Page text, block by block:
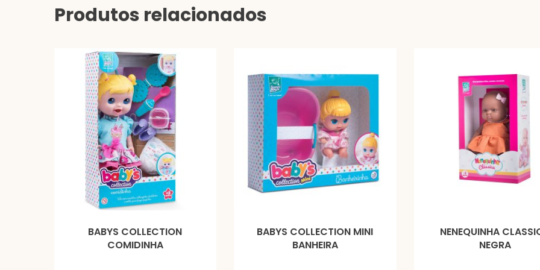
Produtos relacionados
BABYS COLLECTION
COMIDINHA
BABYS COLLECTION MINI
BANHEIRA
NENEQUINHA
NEGRA